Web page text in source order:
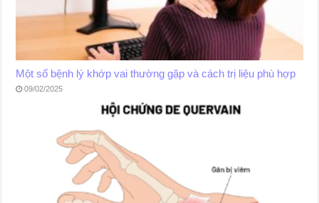
Một số bệnh lý khớp vai thường gặp và cách trị liệu phù hợp
09/02/2025